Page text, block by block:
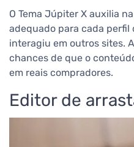
O Tema Júpiter X auxilia
adequado para cada
interagiu em outros sites.
chances de que o
em reais compradores.
Editor de